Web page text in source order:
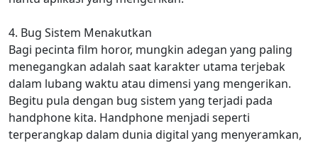
4. Bug Sistem Menakutkan
Bagi pecinta film horor, mungkin adegan yang paling
menegangkan adalah saat karakter utama terjebak
dalam lubang waktu atau dimensi yang mengerikan.
Begitu pula dengan bug sistem yang terjadi pada
handphone kita. Handphone menjadi seperti
terperangkap dalam dunia digital yang menyeramkan,